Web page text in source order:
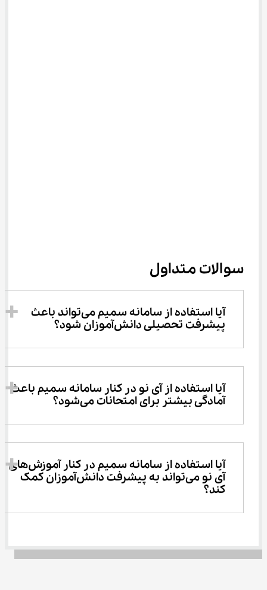
سوالات متداول
آیا استفاده از سامانه سمیم می‌تواند باعث
پیشرفت تحصیلی دانش‌آموزان شود؟
آیا استفاده از آی‌ نو در کنار سامانه سمیم باعث
آمادگی بیشتر برای امتحانات می‌شود؟
آیا استفاده از سامانه سمیم در کنار آموزش‌های
آی‌ نو می‌تواند به پیشرفت دانش‌آموزان کمک
کند؟